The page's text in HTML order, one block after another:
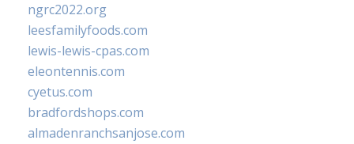
ngrc2022.org
leesfamilyfoods.com
lewis-lewis-cpas.com
eleontennis.com
cyetus.com
bradfordshops.com
almadenranchsanjose.com